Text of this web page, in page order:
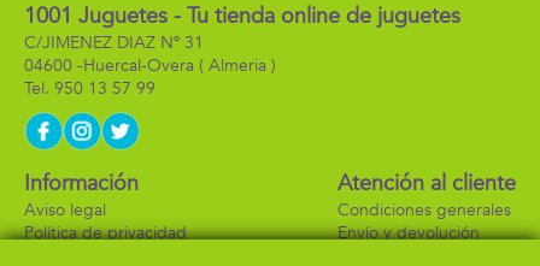
1001 Juguetes - Tu tienda online de juguetes
C/JIMENEZ DIAZ Nº 31
04600 -Huercal-Overa ( Almeria )
950 13 57 99
Información
Aviso legal
Política de privacidad
Atención al cliente
Condiciones generales
Envío y devolución